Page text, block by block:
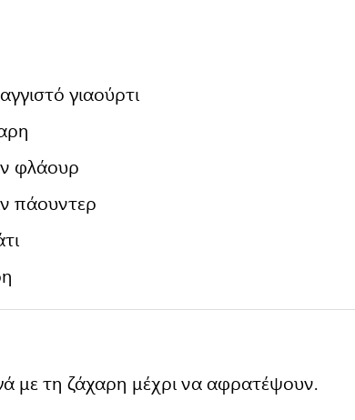
γιαούρτι
φλάουρ
πάουντερ
με τη ζάχαρη μέχρι να αφρατέψουν.